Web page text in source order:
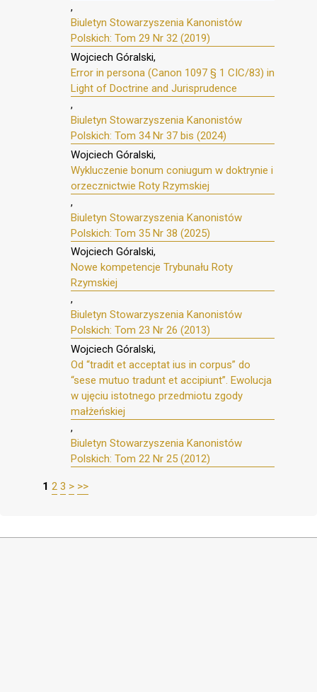
,
Biuletyn Stowarzyszenia Kanonistów
Polskich: Tom 29 Nr 32 (2019)
Wojciech Góralski,
Error in persona (Canon 1097 § 1 CIC/83) in
Light of Doctrine and Jurisprudence
,
Biuletyn Stowarzyszenia Kanonistów
Polskich: Tom 34 Nr 37 bis (2024)
Wojciech Góralski,
Wykluczenie bonum coniugum w doktrynie i
orzecznictwie Roty Rzymskiej
,
Biuletyn Stowarzyszenia Kanonistów
Polskich: Tom 35 Nr 38 (2025)
Wojciech Góralski,
Nowe kompetencje Trybunału Roty
Rzymskiej
,
Biuletyn Stowarzyszenia Kanonistów
Polskich: Tom 23 Nr 26 (2013)
Wojciech Góralski,
Od “tradit et acceptat ius in corpus” do
“sese mutuo tradunt et accipiunt”. Ewolucja
w ujęciu istotnego przedmiotu zgody
małżeńskiej
,
Biuletyn Stowarzyszenia Kanonistów
Polskich: Tom 22 Nr 25 (2012)
1 2 3 > >>